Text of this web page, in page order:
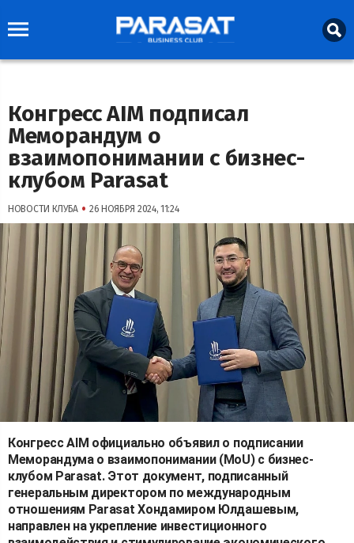
Конгресс AIM подписал
Меморандум о
взаимопонимании с бизнес-
клубом Parasat
НОВОСТИ КЛУБА • 26 НОЯБРЯ 2024, 11:24
Конгресс AIM официально объявил о подписании
Меморандума о взаимопонимании (MoU) с бизнес-
клубом Parasat. Этот документ, подписанный
генеральным директором по международным
отношениям Parasat Хондамиром Юлдашевым,
направлен на укрепление инвестиционного